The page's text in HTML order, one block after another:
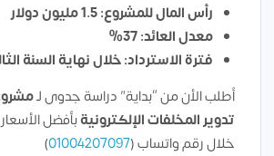
رأس المال للمشروع: 1.5 مليون دولار
معدل العائد: 37%
فترة الاسترداد: خلال نهاية السنة
أطلب الأن من “بداية” دراسة جدوى لـ
تدوير المخلفات الإلكترونيةبأفضل
خلال رقم واتساب (01004207097
)